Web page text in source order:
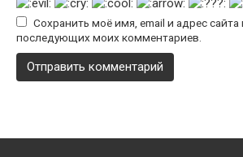
Сохранить моё имя, email и адрес сайта
последующих моих комментариев.